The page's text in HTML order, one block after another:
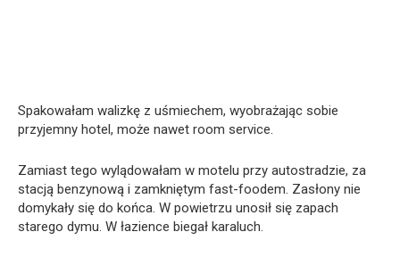
Spakowałam walizkę z uśmiechem, wyobrażając sobie
przyjemny hotel, może nawet room service.
Zamiast tego wylądowałam w motelu przy autostradzie, za
stacją benzynową i zamkniętym fast-foodem. Zasłony nie
domykały się do końca. W powietrzu unosił się zapach
starego dymu. W łazience biegał karaluch.